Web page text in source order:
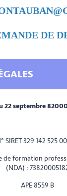
22 septembre
SIRET 329 142 525
de formation
(NDA) :
APE 8559 B
DE